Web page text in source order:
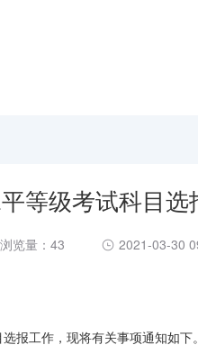
等级考试科目选
浏览量：43 2021-03-30
报工作，现将有关事项通知如下。